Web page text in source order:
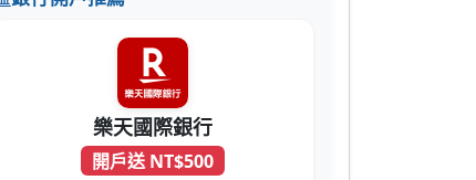
樂天國際銀行
開戶送 NT$500